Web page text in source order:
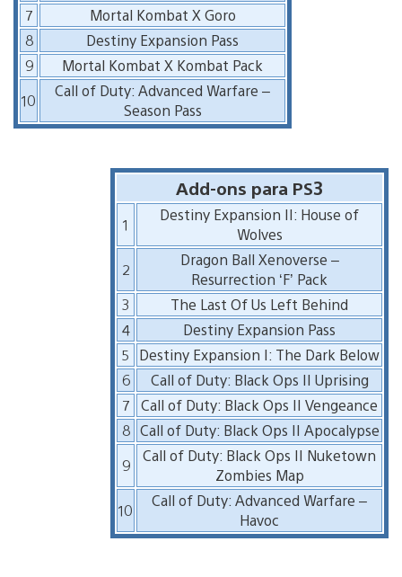
7
Mortal Kombat X Goro
8
Destiny Expansion Pass
9
Mortal Kombat X Kombat Pack
10
Call of Duty: Advanced Warfare –
Season Pass
Add-ons para PS3
1
Destiny Expansion II: House of
Wolves
2
Dragon Ball Xenoverse –
Resurrection ‘F’ Pack
3
The Last Of Us Left Behind
4
Destiny Expansion Pass
5
Destiny Expansion I: The Dark Below
6
Call of Duty: Black Ops II Uprising
7
Call of Duty: Black Ops II Vengeance
8 Call of Duty: Black Ops II Apocalypse
9
Call of Duty: Black Ops II Nuketown
Zombies Map
10
Call of Duty: Advanced Warfare –
Havoc